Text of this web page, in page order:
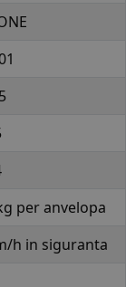
per anvelopa
h in siguranta